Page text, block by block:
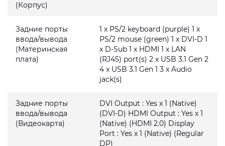
(Корпус)
Задние порты
ввода/вывода
(Материнская
плата)
1 x PS/2 keyboard (purple) 1 x
PS/2 mouse (green) 1 x DVI-D 1
x D-Sub 1 x HDMI 1 x LAN
(RJ45) port(s) 2 x USB 3.1 Gen 2
4 x USB 3.1 Gen 1 3 x Audio
jack(s)
Задние порты
ввода/вывода
(Видеокарта)
DVI Output : Yes x 1 (Native)
(DVI-D) HDMI Output : Yes x 1
(Native) (HDMI 2.0) Display
Port : Yes x 1 (Native) (Regular
DP)